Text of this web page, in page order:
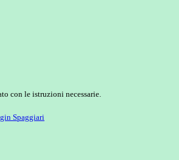
con le istruzioni necessarie.
Spaggiari